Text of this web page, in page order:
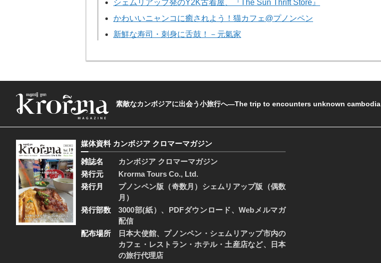
シェムリアップ発のY2K古着屋、『The Sun Thrift Store』
かわいいニャンコに癒されよう！猫カフェ@プノンペン
新鮮な寿司・刺身に舌鼓！－元氣家
素敵なカンボジアに出会う小旅行へ―The trip to encounters unknown cambodia
媒体資料 カンボジア クロマーマガジン
雑誌名
カンボジア クロマーマガジン
発行元
Krorma Tours Co., Ltd.
発行月
プノンペン版（奇数月）シェムリアップ版（偶数
月）
発行部数
3000部(紙）、PDFダウンロード、Webメルマガ
配信
配布場所
日本大使館、プノンペン・シェムリアップ市内の
カフェ・レストラン・ホテル・土産店など、日本
の旅行代理店